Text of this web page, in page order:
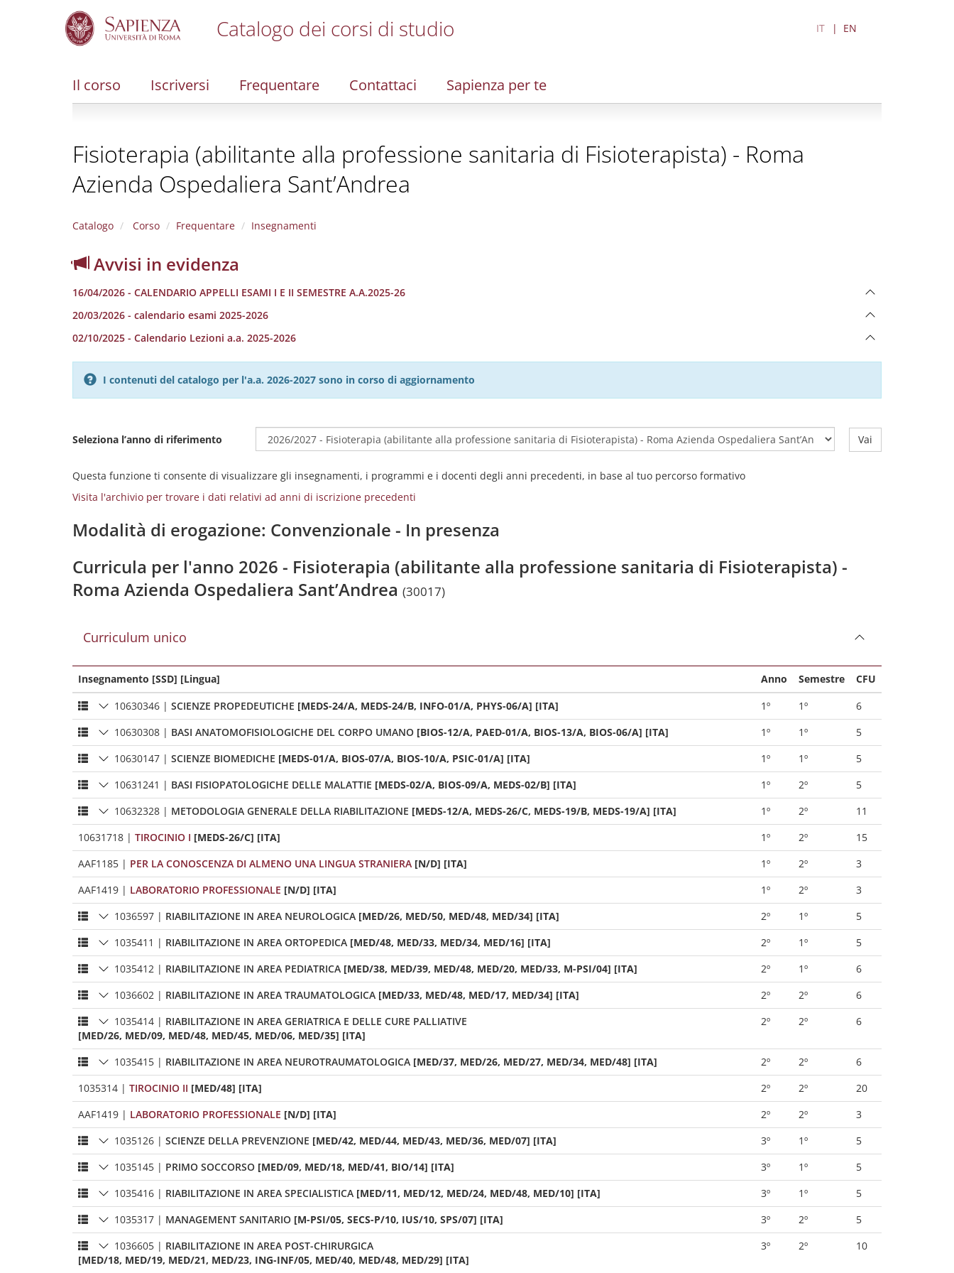
Catalogo dei corsi di studio IT EN
Il corso Iscriversi Frequentare Contattaci Sapienza per te
Fisioterapia (abilitante alla professione sanitaria di Fisioterapista) - Roma
Azienda Ospedaliera Sant’Andrea
Catalogo Corso Frequentare Insegnamenti
Avvisi in evidenza
16/04/2026 - CALENDARIO APPELLI ESAMI I E II SEMESTRE A.A.2025-26
20/03/2026 - calendario esami 2025-2026
02/10/2025 - Calendario Lezioni a.a. 2025-2026
I contenuti del catalogo per l'a.a. 2026-2027 sono in corso di aggiornamento
Seleziona l’anno di riferimento Vai
Questa funzione ti consente di visualizzare gli insegnamenti, i programmi e i docenti degli anni precedenti, in base al tuo percorso formativo
Visita l'archivio per trovare i dati relativi ad anni di iscrizione precedenti
Modalità di erogazione: Convenzionale - In presenza
Curricula per l'anno 2026 - Fisioterapia (abilitante alla professione sanitaria di Fisioterapista) -
Roma Azienda Ospedaliera Sant’Andrea (30017)
Curriculum unico
Insegnamento [SSD] [Lingua] Anno Semestre
CFU
10630346 | SCIENZE PROPEDEUTICHE [MEDS-24/A, MEDS-24/B, INFO-01/A, PHYS-06/A] [ITA] 1º 1º
6
10630308 | BASI ANATOMOFISIOLOGICHE DEL CORPO UMANO [BIOS-12/A, PAED-01/A, BIOS-13/A, BIOS-06/A] [ITA] 1º 1º
5
10630147 | SCIENZE BIOMEDICHE [MEDS-01/A, BIOS-07/A, BIOS-10/A, PSIC-01/A] [ITA] 1º 1º
5
10631241 | BASI FISIOPATOLOGICHE DELLE MALATTIE [MEDS-02/A, BIOS-09/A, MEDS-02/B] [ITA] 1º 2º
5
10632328 | METODOLOGIA GENERALE DELLA RIABILITAZIONE [MEDS-12/A, MEDS-26/C, MEDS-19/B, MEDS-19/A] [ITA] 1º 2º
11
10631718 | TIROCINIO I [MEDS-26/C] [ITA] 1º 2º
15
AAF1185 | PER LA CONOSCENZA DI ALMENO UNA LINGUA STRANIERA [N/D] [ITA] 1º 2º
3
AAF1419 | LABORATORIO PROFESSIONALE [N/D] [ITA] 1º 2º
3
1036597 | RIABILITAZIONE IN AREA NEUROLOGICA [MED/26, MED/50, MED/48, MED/34] [ITA] 2º 1º
5
1035411 | RIABILITAZIONE IN AREA ORTOPEDICA [MED/48, MED/33, MED/34, MED/16] [ITA] 2º 1º
5
1035412 | RIABILITAZIONE IN AREA PEDIATRICA [MED/38, MED/39, MED/48, MED/20, MED/33, M-PSI/04] [ITA] 2º 1º
6
1036602 | RIABILITAZIONE IN AREA TRAUMATOLOGICA [MED/33, MED/48, MED/17, MED/34] [ITA] 2º 2º
6
1035414 | RIABILITAZIONE IN AREA GERIATRICA E DELLE CURE PALLIATIVE
[MED/26, MED/09, MED/48, MED/45, MED/06, MED/35] [ITA]
2º 2º 6
1035415 | RIABILITAZIONE IN AREA NEUROTRAUMATOLOGICA [MED/37, MED/26, MED/27, MED/34, MED/48] [ITA] 2º 2º
6
1035314 | TIROCINIO II [MED/48] [ITA] 2º 2º
20
AAF1419 | LABORATORIO PROFESSIONALE [N/D] [ITA] 2º 2º
3
1035126 | SCIENZE DELLA PREVENZIONE [MED/42, MED/44, MED/43, MED/36, MED/07] [ITA] 3º 1º
5
1035145 | PRIMO SOCCORSO [MED/09, MED/18, MED/41, BIO/14] [ITA] 3º 1º
5
1035416 | RIABILITAZIONE IN AREA SPECIALISTICA [MED/11, MED/12, MED/24, MED/48, MED/10] [ITA] 3º 1º
5
1035317 | MANAGEMENT SANITARIO [M-PSI/05, SECS-P/10, IUS/10, SPS/07] [ITA] 3º 2º
5
1036605 |
RIABILITAZIONE IN AREA POST-CHIRURGICA
[MED/18, MED/19, MED/21, MED/23, ING-INF/05, MED/40, MED/48, MED/29] [ITA]
3º 2º 10